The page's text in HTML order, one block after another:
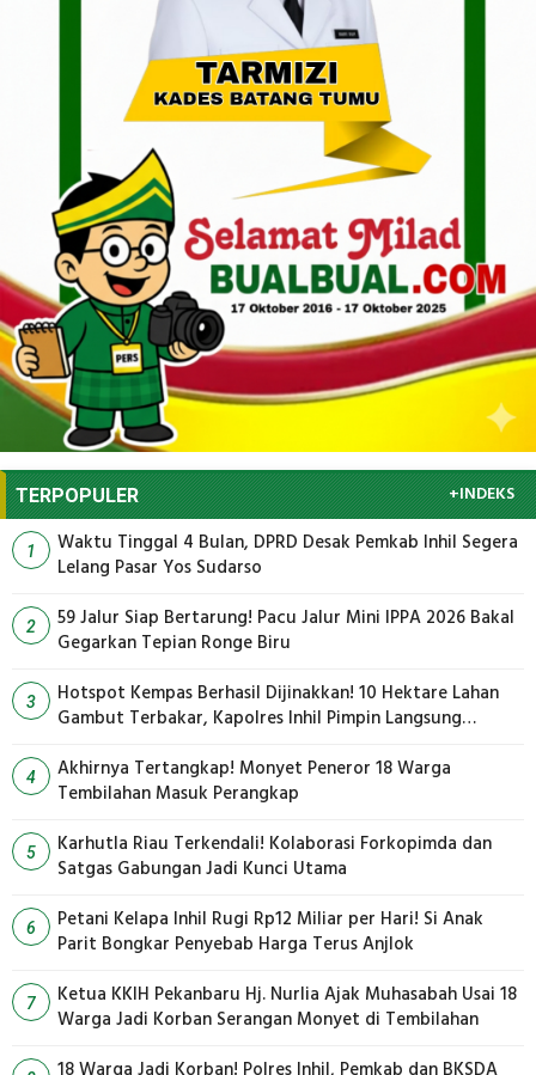
TERPOPULER +INDEKS
1
Waktu Tinggal 4 Bulan, DPRD Desak Pemkab Inhil Segera
Lelang Pasar Yos Sudarso
2
59 Jalur Siap Bertarung! Pacu Jalur Mini IPPA 2026 Bakal
Gegarkan Tepian Ronge Biru
3
Hotspot Kempas Berhasil Dijinakkan! 10 Hektare Lahan
Gambut Terbakar, Kapolres Inhil Pimpin Langsung
4
Akhirnya Tertangkap! Monyet Peneror 18 Warga
Tembilahan Masuk Perangkap
5
Karhutla Riau Terkendali! Kolaborasi Forkopimda dan
Satgas Gabungan Jadi Kunci Utama
6
Petani Kelapa Inhil Rugi Rp12 Miliar per Hari! Si Anak
Parit Bongkar Penyebab Harga Terus Anjlok
7
Ketua KKIH Pekanbaru Hj. Nurlia Ajak Muhasabah Usai 18
Warga Jadi Korban Serangan Monyet di Tembilahan